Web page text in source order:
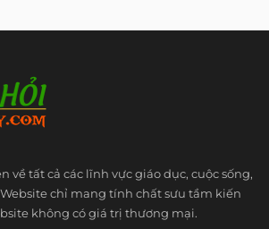
về tất cả các lĩnh vực giáo dục, cuộc sống,
chỉ mang tính chất sưu tầm kiến
không có giá trị thương mại.